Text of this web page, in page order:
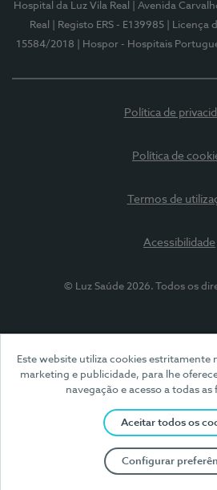
Este website utiliza cookies estritamente
marketing e publicidade, para lhe
navegação e acesso a todas
Aceitar todos os
Configurar
Hospital da Luz Vila Real
| Avenida
Real
| Registo ERS - E139985
| Licença
15584/2018
| Hospor - Hospitais
Política de
Política de
Termos de
Acessibilidade
© Luz Saúde 2026. Todos os